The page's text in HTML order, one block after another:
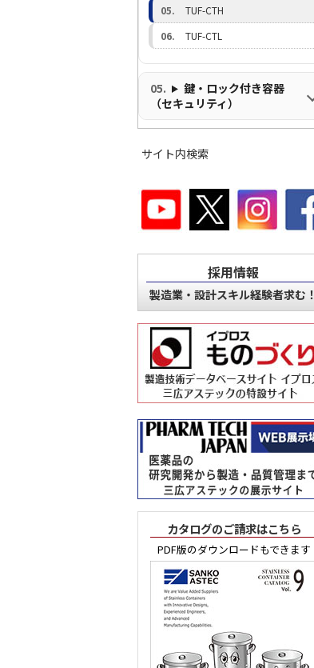
TUF-CTH
TUF-CTL
鍵・ロック付き容器
（セキュリティ）
サイト内検索
採用情報
製造業・設計スキル経験者求む！
カタログのご請求はこちら
PDF版のダウンロードもできます